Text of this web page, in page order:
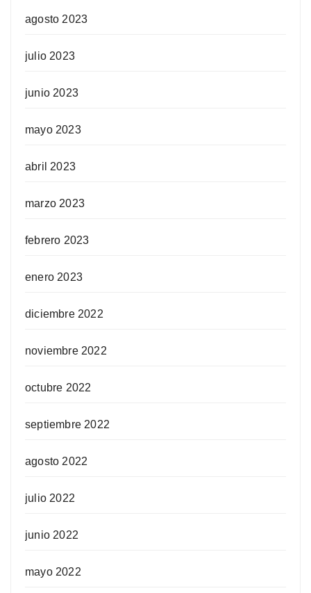
agosto 2023
julio 2023
junio 2023
mayo 2023
abril 2023
marzo 2023
febrero 2023
enero 2023
diciembre 2022
noviembre 2022
octubre 2022
septiembre 2022
agosto 2022
julio 2022
junio 2022
mayo 2022